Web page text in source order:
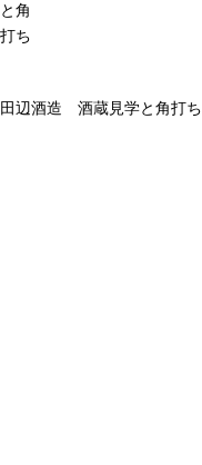
と角
打ち
田辺酒造 酒蔵見学と角打ち